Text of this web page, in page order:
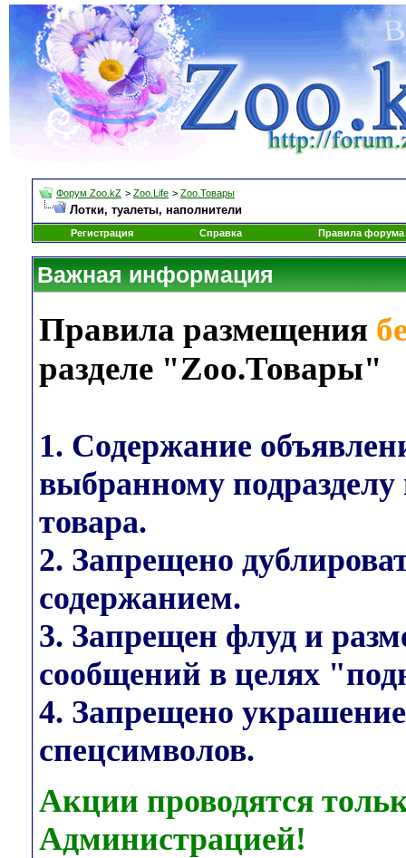
Форум Zoo.kZ > Zoo.Life > Zoo.Товары
Лотки, туалеты, наполнители
Регистрация Справка Правила форума
Важная информация
Правила размещения
разделе "Zoo.Товары"
1. Содержание
выбранному
товара.
2. Запрещено
содержанием.
3. Запрещен флуд и
сообщений в целях
4. Запрещено
спецсимволов.
Акции проводятся
Администрацией!